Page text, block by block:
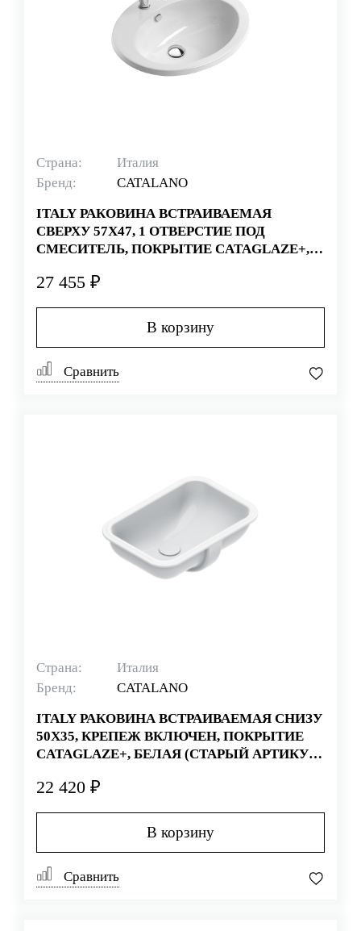
Страна:
Италия
Бренд:
CATALANO
ITALY РАКОВИНА ВСТРАИВАЕМАЯ
СВЕРХУ 57Х47, 1 ОТВЕРСТИЕ ПОД
СМЕСИТЕЛЬ, ПОКРЫТИЕ CATAGLAZE+,
27 455 ₽
В корзину
Сравнить
Страна:
Италия
Бренд:
CATALANO
ITALY РАКОВИНА ВСТРАИВАЕМАЯ СНИЗУ
50Х35, КРЕПЕЖ ВКЛЮЧЕН, ПОКРЫТИЕ
CATAGLAZE+, БЕЛАЯ (СТАРЫЙ АРТИКУЛ
22 420 ₽
В корзину
Сравнить